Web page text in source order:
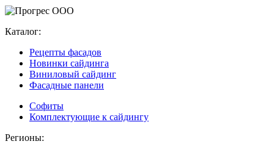
Каталог:
Рецепты фасадов
Новинки сайдинга
Виниловый сайдинг
Фасадные панели
Софиты
Комплектующие к сайдингу
Регионы: